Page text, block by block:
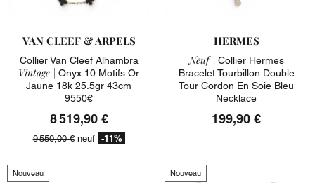
VAN CLEEF & ARPELS
Collier Van Cleef Alhambra
Vintage | Onyx 10 Motifs Or
Jaune 18k 25.5gr 43cm
9550€
8 519,90 €
9 550,00 €neuf -11%
HERMES
Neuf | Collier Hermes
Bracelet Tourbillon Double
Tour Cordon En Soie Bleu
Necklace
199,90 €
Nouveau Nouveau